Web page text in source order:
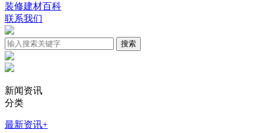
装修建材百科
联系我们
新闻资讯
分类
最新资讯+